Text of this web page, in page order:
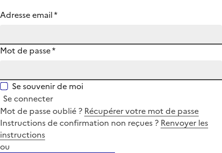
Adresse email*
Mot de passe*
Se souvenir de moi
Se connecter
Mot de passe oublié ? Récupérer votre mot de passe
Instructions de confirmation non reçues ? Renvoyer les
instructions
ou